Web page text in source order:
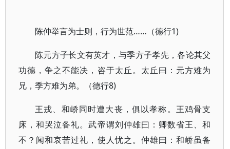
陈仲举言为士则，行为世范……（德行1)
陈元方子长文有英才，与季方子孝先，各论其父
功德，争之不能决，咨于太丘。太丘曰：元方难为
兄，季方难为弟。（德行8)
王戎、和峤同时遭大丧，俱以孝称。王鸡骨支
床，和哭泣备礼。武帝谓刘仲雄曰：卿数省王、和
不？闻和哀苦过礼，使人忧之。仲雄曰：和峤虽备